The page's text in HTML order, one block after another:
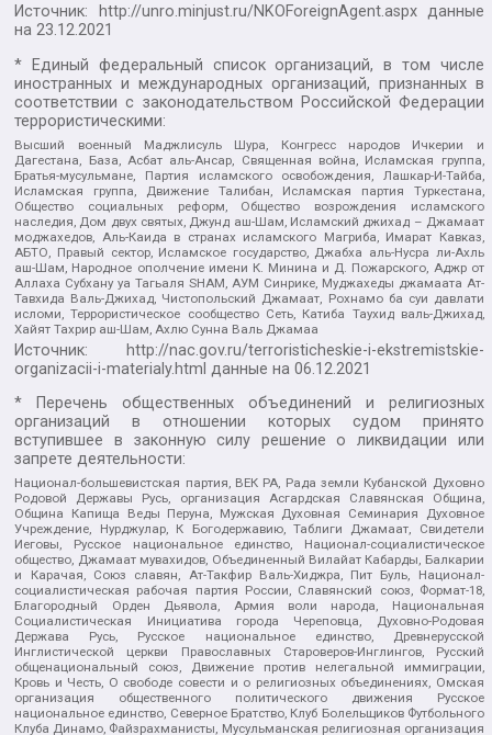
Источник: http://unro.minjust.ru/NKOForeignAgent.aspxданные
на23.12.2021
* Единый федеральный список организаций, в том числе
иностранных и международных организаций, признанных в
соответствии с законодательством Российской Федерации
террористическими:
Высший военный Маджлисуль Шура, Конгресс народов Ичкерии и
Дагестана, База, Асбат аль-Ансар, Священная война, Исламская группа,
Братья-мусульмане, Партия исламского освобождения, Лашкар-И-Тайба,
Исламская группа, Движение Талибан, Исламская партия Туркестана,
Общество социальных реформ, Общество возрождения исламского
наследия, Дом двух святых, Джунд аш-Шам, Исламский джихад – Джамаат
моджахедов, Аль-Каида в странах исламского Магриба, Имарат Кавказ,
АБТО, Правый сектор, Исламское государство, Джабха аль-Нусра ли-Ахль
аш-Шам, Народное ополчение имени К. Минина и Д. Пожарского, Аджр от
Аллаха Субхану уа Тагьаля SHAM, АУМ Синрике, Муджахеды джамаата Ат-
Тавхида Валь-Джихад, Чистопольский Джамаат, Рохнамо ба суи давлати
исломи, Террористическое сообщество Сеть, Катиба Таухид валь-Джихад,
Хайят Тахрир аш-Шам, Ахлю Сунна Валь Джамаа
Источник:
http://nac.gov.ru/terroristicheskie-i-ekstremistskie-
organizacii-i-materialy.html данные на06.12.2021
* Перечень общественных объединений и религиозных
организаций в отношении которых судом принято
вступившее в законную силу решение о ликвидации или
запрете деятельности:
Национал-большевистская партия, ВЕК РА, Рада земли Кубанской Духовно
Родовой Державы Русь, организация Асгардская Славянская Община,
Община Капища Веды Перуна, Мужская Духовная Семинария Духовное
Учреждение, Нурджулар, К Богодержавию, Таблиги Джамаат, Свидетели
Иеговы, Русское национальное единство, Национал-социалистическое
общество, Джамаат мувахидов, Объединенный Вилайат Кабарды, Балкарии
и Карачая, Союз славян, Ат-Такфир Валь-Хиджра, Пит Буль, Национал-
социалистическая рабочая партия России, Славянский союз, Формат-18,
Благородный Орден Дьявола, Армия воли народа, Национальная
Социалистическая Инициатива города Череповца, Духовно-Родовая
Держава Русь, Русское национальное единство, Древнерусской
Инглистической церкви Православных Староверов-Инглингов, Русский
общенациональный союз, Движение против нелегальной иммиграции,
Кровь и Честь, О свободе совести и о религиозных объединениях, Омская
организация общественного политического движения Русское
национальное единство, Северное Братство, Клуб Болельщиков Футбольного
Клуба Динамо, Файзрахманисты, Мусульманская религиозная организация